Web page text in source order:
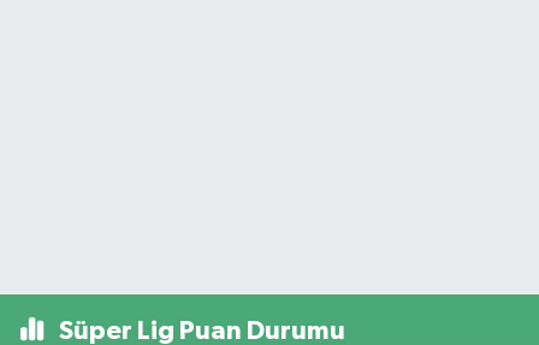
Süper Lig Puan Durumu